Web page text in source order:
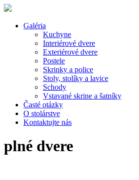
Galéria
Kuchyne
Interiérové dvere
Exteriérové dvere
Postele
Skrinky a police
Stoly, stolíky a lavice
Schody
Vstavané skrine a šatníky
Časté otázky
O stolárstve
Kontaktujte nás
plné dvere